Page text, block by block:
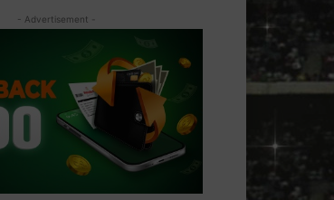
- Advertisement -